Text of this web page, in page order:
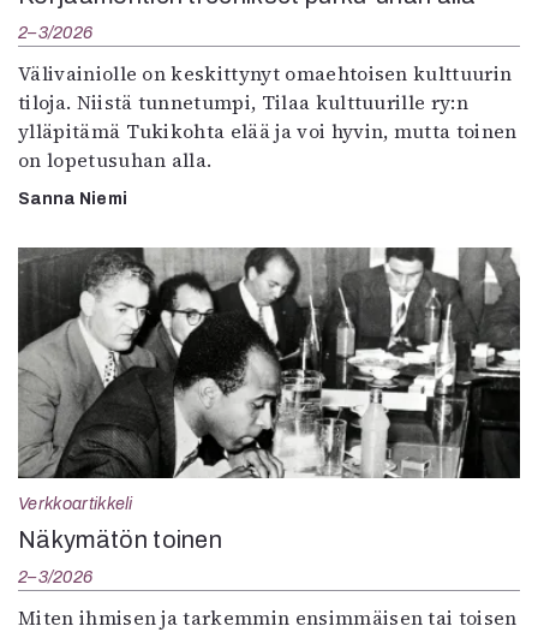
2–3/2026
Välivainiolle on keskittynyt omaehtoisen kulttuurin
tiloja. Niistä tunnetumpi, Tilaa kulttuurille ry:n
ylläpitämä Tukikohta elää ja voi hyvin, mutta toinen
on lopetusuhan alla.
Sanna Niemi
Verkkoartikkeli
Näkymätön toinen
2–3/2026
Miten ihmisen ja tarkemmin ensimmäisen tai toisen